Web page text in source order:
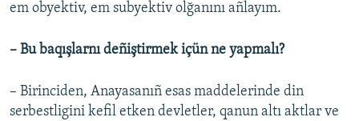
em obyektiv, em subyektiv olğanını añlayım.
– Bu baqışlarnı deñiştirmek içün ne yapmalı?
– Birinciden, Anayasanıñ esas maddelerinde din
serbestligini kefil etken devletler, qanun altı aktlar ve